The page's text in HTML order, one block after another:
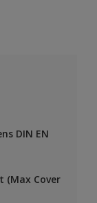
DIN EN
(Max Cover